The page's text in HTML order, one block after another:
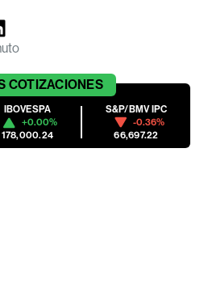
COTIZACIONES
IBOVESPA
+0.00%
178,000.24
S&P/BMV IPC
-0.36%
66,697.22